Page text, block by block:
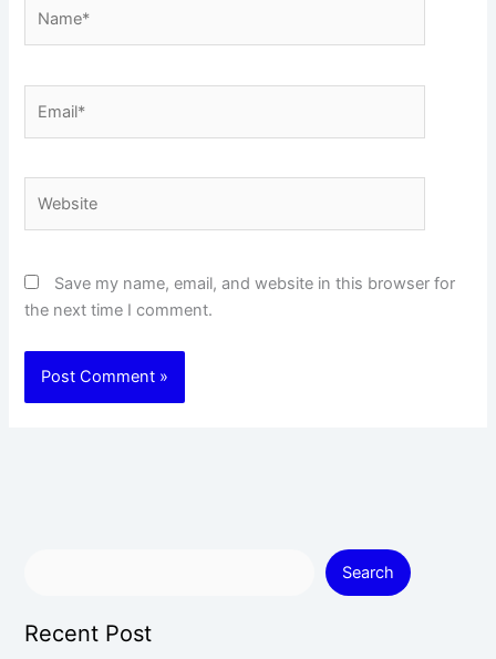
Save my name, email, and website in this browser for
the next time I comment.
Search
Recent Post